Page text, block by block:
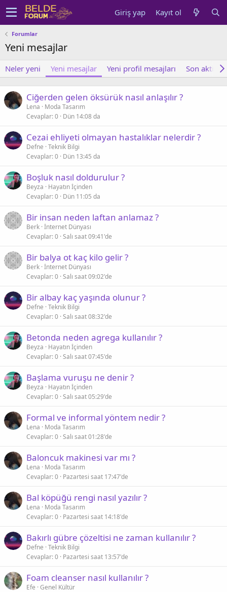
Giriş yap Kayıt ol
Forumlar
Yeni mesajlar
Neler yeni Yeni mesajlar Yeni profil mesajları Son aktivite
Ciğerden gelen öksürük nasıl anlaşılır ?
Lena
Moda Tasarım
Cevaplar 0 Dün 14:08 da
Cezai ehliyeti olmayan hastalıklar nelerdir ?
Defne Teknik Bilgi
Cevaplar 0 Dün 13:45 da
Boşluk nasıl doldurulur ?
Beyza
Hayatın İçinden
Cevaplar 0 Dün 11:05 da
Bir insan neden laftan anlamaz ?
Berk İnternet Dünyası
Cevaplar 0 Salı saat 09:41'de
Bir balya ot kaç kilo gelir ?
Berk İnternet Dünyası
Cevaplar 0 Salı saat 09:02'de
Bir albay kaç yaşında olunur ?
Defne Teknik Bilgi
Cevaplar 0 Salı saat 08:32'de
Betonda neden agrega kullanılır ?
Beyza
Hayatın İçinden
Cevaplar 0 Salı saat 07:45'de
Başlama vuruşu ne denir ?
Beyza
Hayatın İçinden
Cevaplar 0 Salı saat 05:29'de
Formal ve informal yöntem nedir ?
Lena
Moda Tasarım
Cevaplar 0 Salı saat 01:28'de
Baloncuk makinesi var mı ?
Lena
Moda Tasarım
Cevaplar 0 Pazartesi saat 17:47'de
Bal köpüğü rengi nasıl yazılır ?
Lena
Moda Tasarım
Cevaplar 0 Pazartesi saat 14:18'de
Bakırlı gübre çözeltisi ne zaman kullanılır ?
Defne Teknik Bilgi
Cevaplar 0 Pazartesi saat 13:57'de
Foam cleanser nasıl kullanılır ?
Efe Genel Kültür